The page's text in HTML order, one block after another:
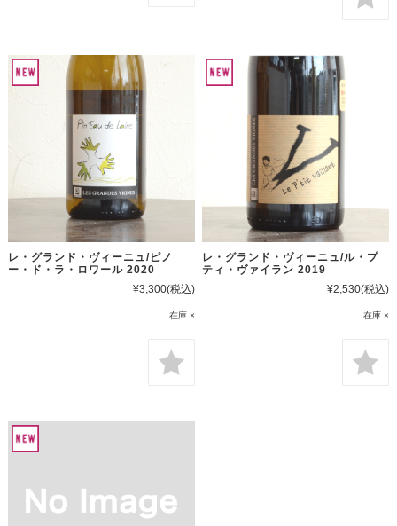
レ・グランド・ヴィーニュ/ピノ
ー・ド・ラ・ロワール 2020
¥3,300(税込)
在庫 ×
レ・グランド・ヴィーニュ/ル・プ
ティ・ヴァイラン 2019
¥2,530(税込)
在庫 ×